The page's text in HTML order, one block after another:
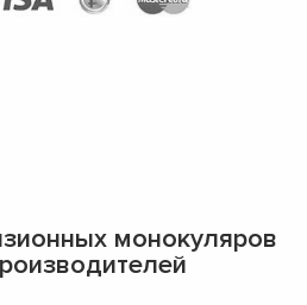
монокуляров